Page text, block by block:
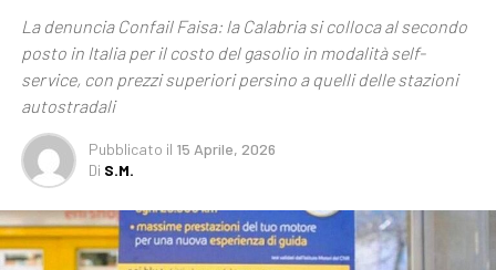
La denuncia Confail Faisa: la Calabria si colloca al secondo
posto in Italia per il costo del gasolio in modalità self-
service, con prezzi superiori persino a quelli delle stazioni
autostradali
Pubblicato il 15 Aprile, 2026
Di S.M.